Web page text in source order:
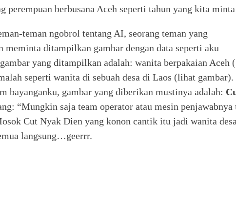
perempuan berbusana Aceh seperti tahun yang kita
teman ngobrol tentang AI, seorang teman yang
meminta ditampilkan gambar dengan data seperti aku
yang ditampilkan adalah: wanita berpakaian Aceh
seperti wanita di sebuah desa di Laos (lihat gambar).
bayanganku, gambar yang diberikan mustinya adalah:
“Mungkin saja team operator atau mesin penjawabnya
Cut Nyak Dien yang konon cantik itu jadi wanita desa
langsung…geerrr.